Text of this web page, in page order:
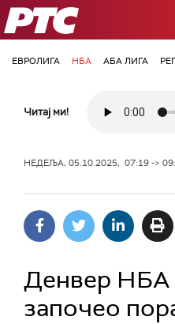
РТС
ЕВРОЛИГА НБА АБА ЛИГА
Читај ми!
НЕДЕЉА, 05.10.2025, 07:19 ->
Денвер НБА
започео